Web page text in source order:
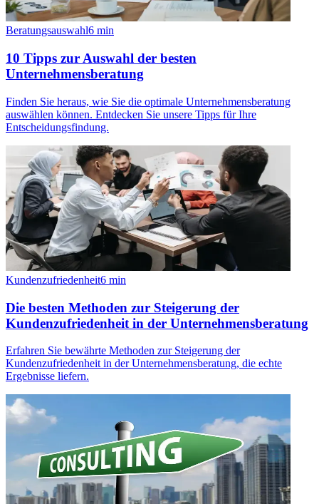
Beratungsauswahl6 min
10 Tipps zur Auswahl der besten
Unternehmensberatung
Finden Sie heraus, wie Sie die optimale Unternehmensberatung
auswählen können. Entdecken Sie unsere Tipps für Ihre
Entscheidungsfindung.
Kundenzufriedenheit6 min
Die besten Methoden zur Steigerung der
Kundenzufriedenheit in der Unternehmensberatung
Erfahren Sie bewährte Methoden zur Steigerung der
Kundenzufriedenheit in der Unternehmensberatung, die echte
Ergebnisse liefern.